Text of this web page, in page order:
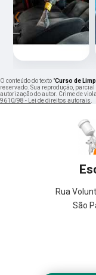
‹
O conteúdo do texto "Curso de
reservado. Sua reprodução,
autorização do autor. Crime de
9610/98 - Lei de direitos autorais
Rua
São